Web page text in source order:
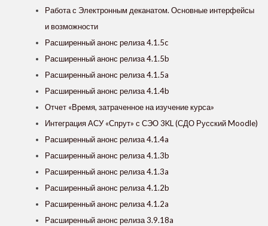
Работа с Электронным деканатом. Основные интерфейсы
и возможности
Расширенный анонс релиза 4.1.5c
Расширенный анонс релиза 4.1.5b
Расширенный анонс релиза 4.1.5a
Расширенный анонс релиза 4.1.4b
Отчет «Время, затраченное на изучение курса»
Интеграция АСУ «Спрут» с СЭО 3KL (СДО Русский Moodle)
Расширенный анонс релиза 4.1.4a
Расширенный анонс релиза 4.1.3b
Расширенный анонс релиза 4.1.3a
Расширенный анонс релиза 4.1.2b
Расширенный анонс релиза 4.1.2a
Расширенный анонс релиза 3.9.18a